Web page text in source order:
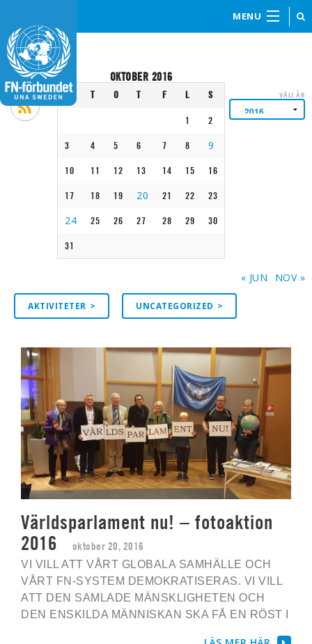
MENU
VÄLJ ÅR
OKTOBER 2016
M T O T F L S
1 2
3 4 5 6 7 8 9
10 11 12 13 14 15 16
17 18 19 20 21 22 23
24 25 26 27 28 29 30
31
« JUN NOV »
AKTIVITETER UNCATEGORIZED
Världsparlament nu! – fotoaktion
2016
oktober 20, 2016
VI VILL ATT VÅRT GLOBALA SAMHÄLLE OCH
VÅRT FN-SYSTEM DEMOKRATISERAS. VI VILL
ATT DEN SAMLADE MÄNSKLIGHETEN OCH
DEN ENSKILDA MÄNNISKAN SKA FÅ EN RÖST I